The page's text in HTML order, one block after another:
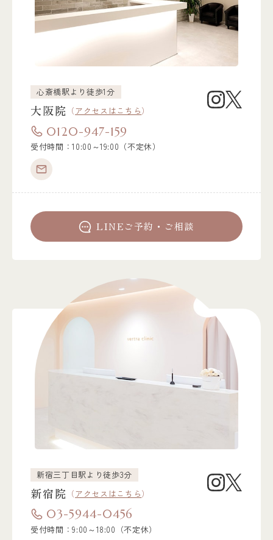
心斎橋駅より徒歩1分
大阪院 （アクセスはこちら）
0120-947-159
受付時間：10:00～19:00（不定休）
LINEご予約・ご相談
新宿三丁目駅より徒歩3分
新宿院 （アクセスはこちら）
03-5944-0456
受付時間：9:00～18:00（不定休）